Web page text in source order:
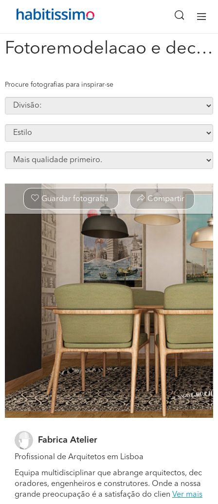
Fotoremodelacao e decoracao de apartamento em carnaxide #1759
x
Procure fotografias para inspirar-se
Guardar fotografia Compartir
Fabrica Atelier
Profissional de Arquitetos em Lisboa
Equipa multidisciplinar que abrange arquitectos, dec
oradores, engenheiros e construtores. Onde a nossa
grande preocupação é a satisfação do clien Ver mais